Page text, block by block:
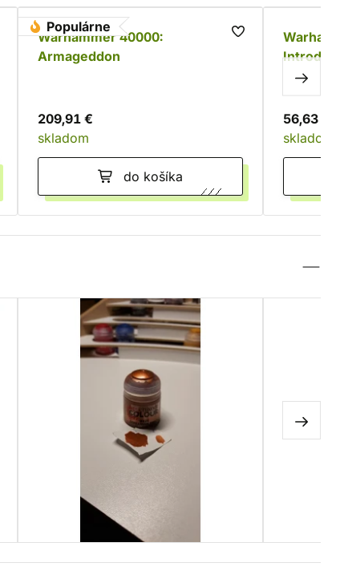
Populárne
Warhammer 40000:
Armageddon
209,91 €
skladom
do košíka
56,63 €
skladom